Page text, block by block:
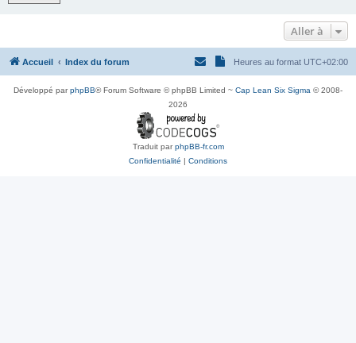
Aller à
Accueil Index du forum Heures au format UTC+02:00
Développé parphpBB® Forum Software © phpBB Limited ~ Cap Lean Six Sigma © 2008-
2026
Traduit parphpBB-fr.com
Confidentialité | Conditions